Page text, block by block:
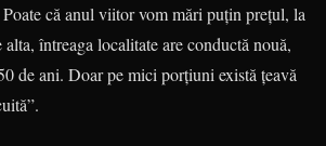
că anul viitor vom mări puţin preţul, la
alta, întreaga localitate are conductă nouă,
de ani. Doar pe mici porţiuni există ţeavă